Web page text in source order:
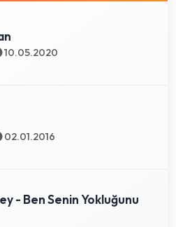
10.05.2020
02.01.2016
- Ben Senin Yokluğunu